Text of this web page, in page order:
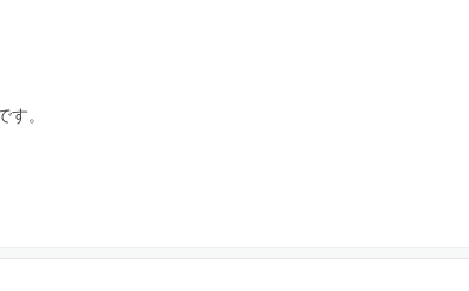
を無料でお試し
。